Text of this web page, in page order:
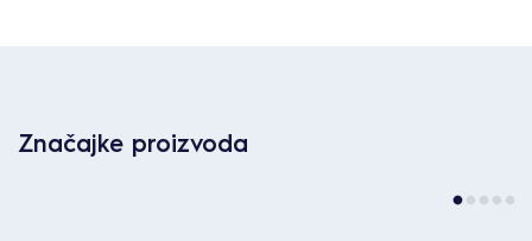
Značajke proizvoda